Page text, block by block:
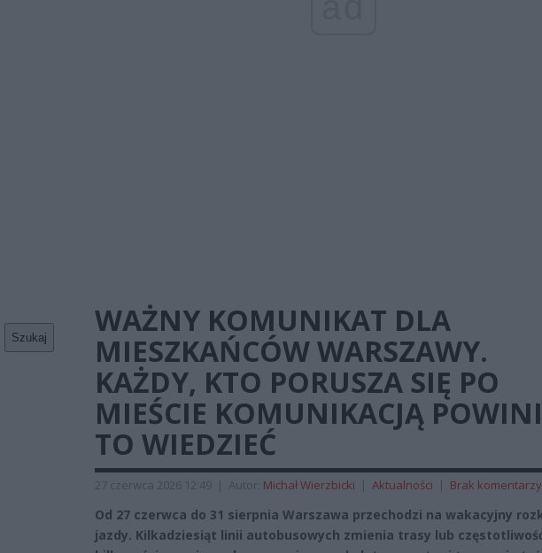
Szukaj
WAŻNY KOMUNIKAT DLA
MIESZKAŃCÓW WARSZAWY.
KAŻDY, KTO PORUSZA SIĘ PO
MIEŚCIE KOMUNIKACJĄ
TO WIEDZIEĆ
27 czerwca 2026 12:49 | Autor: Michał Wierzbicki | Aktualności | Brak komentarzy
Od 27 czerwca do 31 sierpnia Warszawa przechodzi na wakacyjny
jazdy. Kilkadziesiąt linii autobusowych zmienia trasy lub